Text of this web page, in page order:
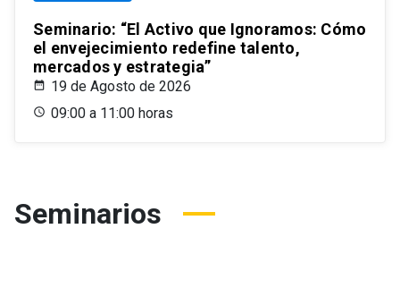
Seminario: “El Activo que Ignoramos: Cómo
el envejecimiento redefine talento,
mercados y estrategia”
19 de Agosto de 2026
09:00 a 11:00 horas
Seminarios